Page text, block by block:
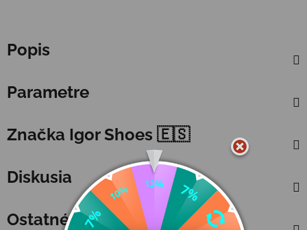
Popis
Parametre
Značka Igor Shoes 🇪🇸
Diskusia
Ostatné informácie